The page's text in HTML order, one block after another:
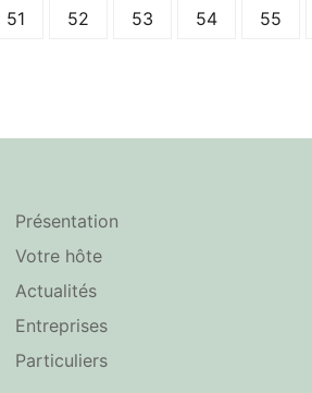
51 52 53 54 55
Présentation
Votre hôte
Actualités
Entreprises
Particuliers